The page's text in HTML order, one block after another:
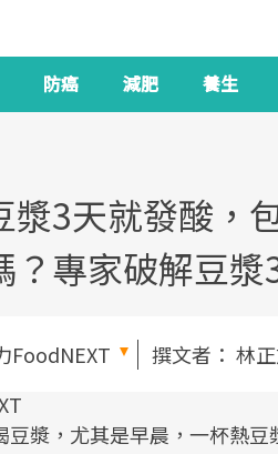
防癌 減肥 養生
漿3天就發酸，
？專家破解豆漿
FoodNEXT 撰文者： 林
豆漿，尤其是早晨，一杯熱